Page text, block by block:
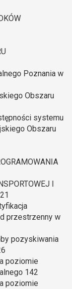
Poznania w
Obszaru
systemu
Obszaru
I
przestrzenny w
pozyskiwania
poziomie
142
poziomie